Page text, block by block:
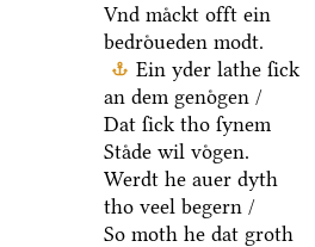
alltydt gudt /
Vnd maͤckt offt ein
bedroͤueden modt.
Ein yder lathe ſick
an dem genoͤgen /
Dat ſick tho ſynem
Staͤde wil voͤgen.
Werdt he auer dyth
tho veel begern /